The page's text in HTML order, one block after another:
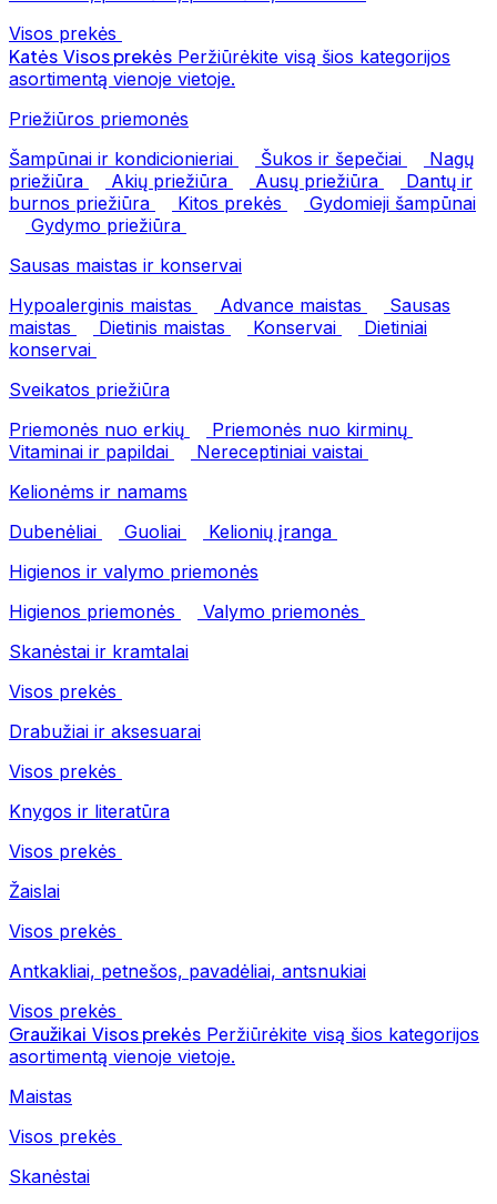
Visos prekės
Katės Visos prekės Peržiūrėkite visą šios kategorijos
asortimentą vienoje vietoje.
Priežiūros priemonės
Šampūnai ir kondicionieriai
Šukos ir šepečiai
Nagų
priežiūra
Akių priežiūra Ausų priežiūra
Dantų ir
burnos priežiūra
Kitos prekės
Gydomieji šampūnai
Gydymo priežiūra
Sausas maistas ir konservai
Hypoalerginis maistas
Advance maistas
Sausas
maistas
Dietinis maistas Konservai
Dietiniai
konservai
Sveikatos priežiūra
Priemonės nuo erkių
Priemonės nuo kirminų
Vitaminai ir papildai
Nereceptiniai vaistai
Kelionėms ir namams
Dubenėliai
Guoliai
Kelionių įranga
Higienos ir valymo priemonės
Higienos priemonės
Valymo priemonės
Skanėstai ir kramtalai
Visos prekės
Drabužiai ir aksesuarai
Visos prekės
Knygos ir literatūra
Visos prekės
Žaislai
Visos prekės
Antkakliai, petnešos, pavadėliai, antsnukiai
Visos prekės
Graužikai Visos prekės Peržiūrėkite visą šios kategorijos
asortimentą vienoje vietoje.
Maistas
Visos prekės
Skanėstai